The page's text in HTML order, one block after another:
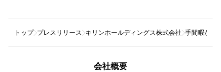
トップ プレスリリース キリンホールディングス株式会社 手間暇かけ
会社概要